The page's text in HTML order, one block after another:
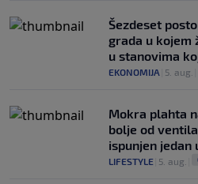
Šezdeset
grada u kojem
u stanovima
EKONOMIJA 5. aug.
Mokra plahta
bolje od
ispunjen jedan
LIFESTYLE 5. aug.